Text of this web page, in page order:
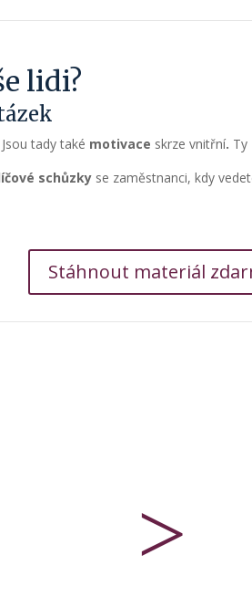
lidi?
Jsou tady také motivace skrze vnitřní. Ty
schůzky se zaměstnanci, kdy
Stáhnout materiál
>